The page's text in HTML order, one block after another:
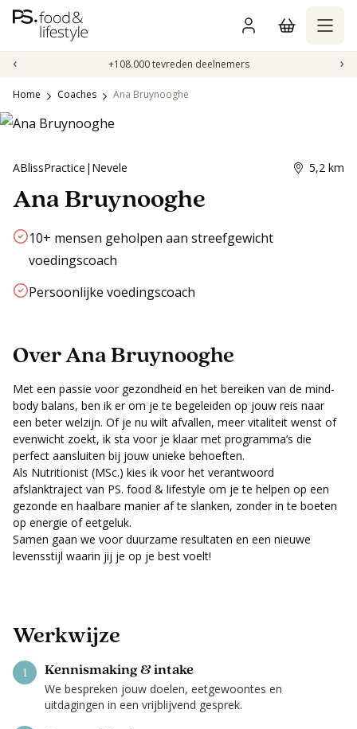
Naar
inhoud
‹ +108.000 tevreden deelnemers ›
Home Coaches Ana Bruynooghe
ABlissPractice | Nevele 5,2 km
Ana Bruynooghe
10+ mensen geholpen aan streefgewicht
voedingscoach
Persoonlijke voedingscoach
Over Ana Bruynooghe
Met een passie voor gezondheid en het bereiken van de mind-
body balans, ben ik er om je te begeleiden op jouw reis naar
een beter welzijn. Of je nu wilt afvallen, meer vitaliteit wenst of
evenwicht zoekt, ik sta voor je klaar met programma’s die
perfect aansluiten bij jouw unieke behoeften.
Als Nutritionist (MSc.) kies ik voor het verantwoord
afslanktraject van PS. food & lifestyle om je te helpen op een
gezonde en haalbare manier af te slanken, zonder in te boeten
op energie of eetgeluk.
Samen gaan we voor duurzame resultaten en een nieuwe
levensstijl waarin jij je op je best voelt!
Werkwijze
1 Kennismaking & intake
We bespreken jouw doelen, eetgewoontes en
uitdagingen in een vrijblijvend gesprek.